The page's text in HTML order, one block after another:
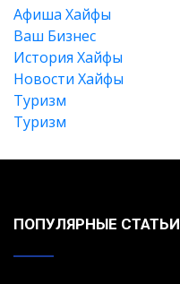
Афиша Хайфы
Ваш Бизнес
История Хайфы
Новости Хайфы
Туризм
Туризм
ПОПУЛЯРНЫЕ СТАТЬИ